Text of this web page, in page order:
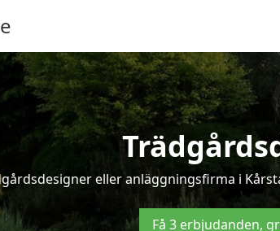
eller anläggningsfirma i
Få 3 erbjudanden,